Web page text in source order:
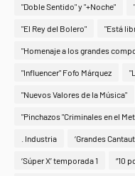
"Doble Sentido" y "+Noche"
"El Rey del Bolero" "Está
"Homenaje a los grandes
"Influencer" Fofo Márquez
"Nuevos Valores de la Música"
"Pinchazos "Criminales en el
. Industria ‘Grandes
‘Súper X’ temporada 1 “10